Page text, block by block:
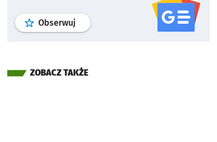
Obserwuj profil serwisu
ZOBACZ TAKŻE